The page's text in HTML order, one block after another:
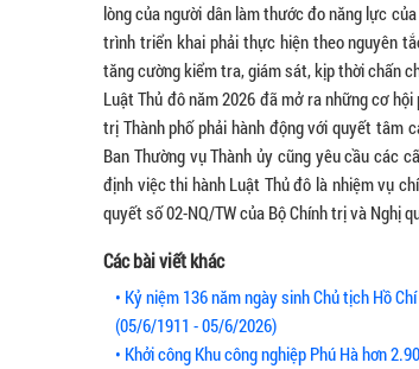
lòng của người dân làm thước đo năng lực
trình triển khai phải thực hiện theo nguyên
tăng cường kiểm tra, giám sát, kịp thời chấn
Luật Thủ đô năm 2026 đã mở ra những cơ
trị Thành phố phải hành động với quyết tâm
Ban Thường vụ Thành ủy cũng yêu cầu các
định việc thi hành Luật Thủ đô là nhiệm vụ
quyết số 02-NQ/TW của Bộ Chính trị và Nghị
Các bài viết khác
• Kỷ niệm 136 năm ngày sinh Chủ tịch Hồ
(05/6/1911 - 05/6/2026)
• Khởi công Khu công nghiệp Phú Hà hơn